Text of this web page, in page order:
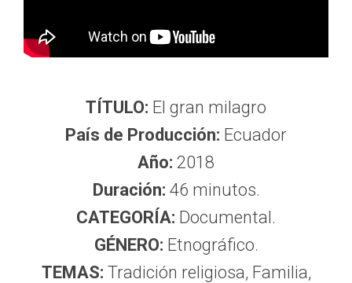
TÍTULO: El gran milagro
País de Producción: Ecuador
Año: 2018
Duración: 46 minutos.
CATEGORÍA: Documental.
GÉNERO: Etnográfico.
TEMAS: Tradición religiosa, Familia,